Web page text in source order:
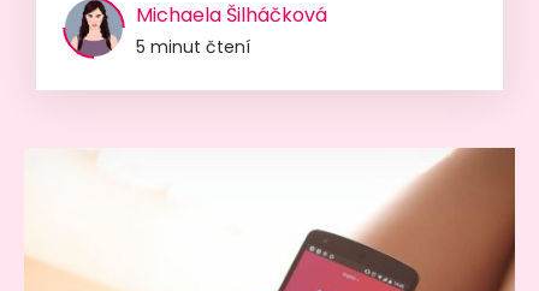
Michaela Šilháčková
5 minut čtení